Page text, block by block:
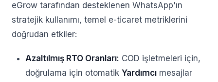
eGrow tarafından desteklenen WhatsApp'ın
stratejik kullanımı, temel e-ticaret metriklerini
doğrudan etkiler:
Azaltılmış RTO Oranları: COD işletmeleri için,
doğrulama için otomatik Yardımcı mesajlar